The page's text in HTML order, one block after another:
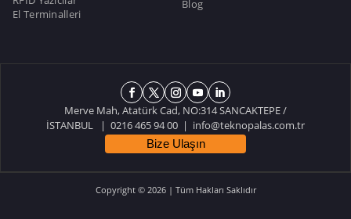
El Terminalleri
Blog
Merve Mah, Atatürk Cad, NO:314 SANCAKTEPE /
İSTANBUL | 0216 465 94 00 | info@teknopalas.com.tr
Bize Ulaşın
Copyright © 2026 | Tüm Hakları Saklıdır